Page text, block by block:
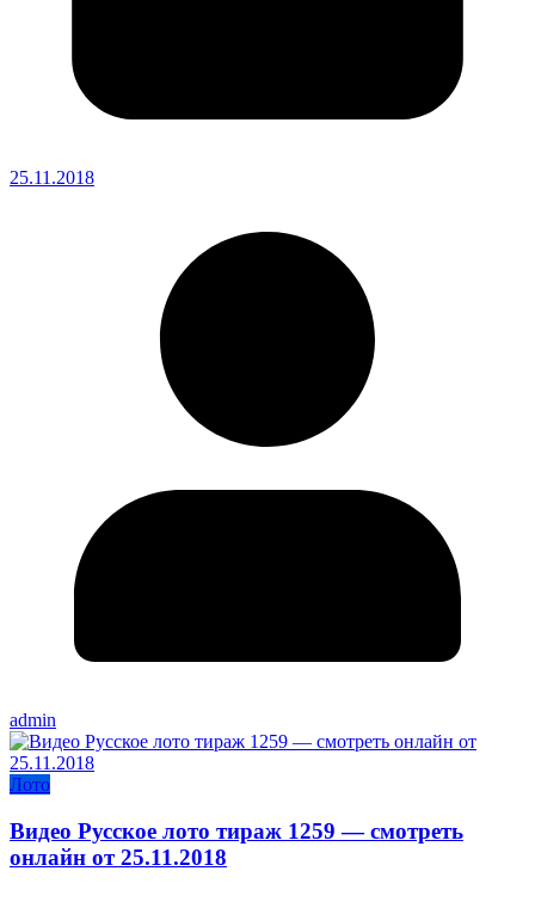
25.11.2018
admin
Лото
Видео Русское лото тираж 1259 — смотреть
онлайн от 25.11.2018